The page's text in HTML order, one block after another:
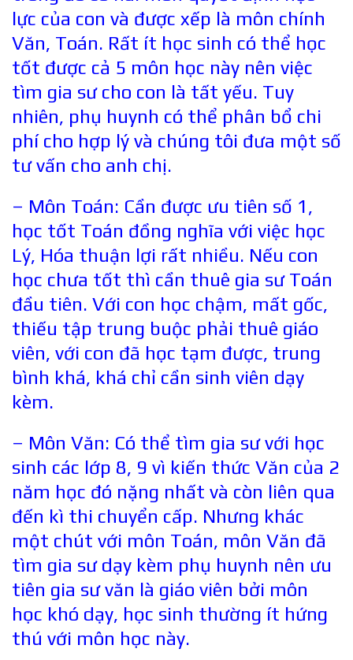
lực của con và được xếp là môn chính
Văn, Toán. Rất ít học sinh có thể học
tốt được cả 5 môn học này nên việc
tìm gia sư cho con là tất yếu. Tuy
nhiên, phụ huynh có thể phân bổ chi
phí cho hợp lý và chúng tôi đưa một số
tư vấn cho anh chị.
– Môn Toán: Cần được ưu tiên số 1,
học tốt Toán đồng nghĩa với việc học
Lý, Hóa thuận lợi rất nhiều. Nếu con
học chưa tốt thì cần thuê gia sư Toán
đầu tiên. Với con học chậm, mất gốc,
thiếu tập trung buộc phải thuê giáo
viên, với con đã học tạm được, trung
bình khá, khá chỉ cần sinh viên dạy
kèm.
– Môn Văn: Có thể tìm gia sư với học
sinh các lớp 8, 9 vì kiến thức Văn của 2
năm học đó nặng nhất và còn liên qua
đến kì thi chuyển cấp. Nhưng khác
một chút với môn Toán, môn Văn đã
tìm gia sư dạy kèm phụ huynh nên ưu
tiên gia sư văn là giáo viên bởi môn
học khó dạy, học sinh thường ít hứng
thú với môn học này.